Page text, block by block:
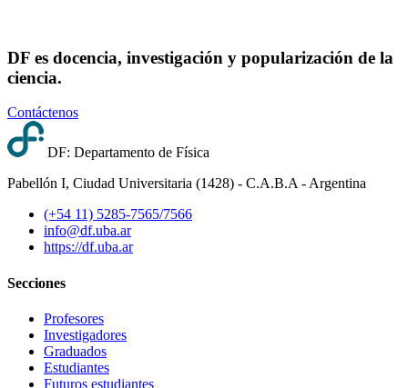
DF es docencia, investigación y popularización de la
ciencia.
Contáctenos
DF: Departamento de Física
Pabellón I, Ciudad Universitaria (1428) - C.A.B.A - Argentina
(+54 11) 5285-7565/7566
info@df.uba.ar
https://df.uba.ar
Secciones
Profesores
Investigadores
Graduados
Estudiantes
Futuros estudiantes